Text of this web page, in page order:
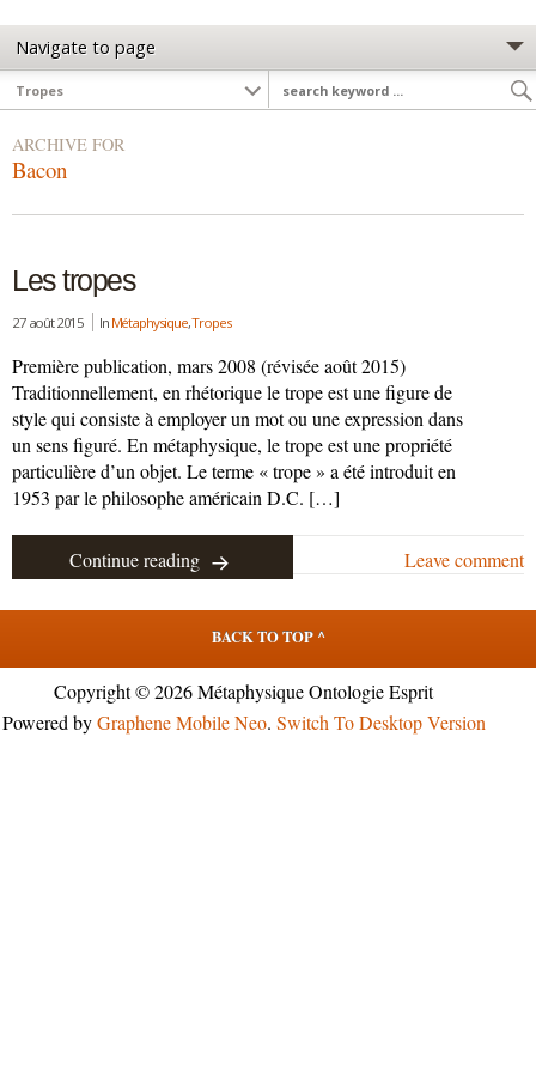
ARCHIVE FOR
Bacon
Les tropes
27 août 2015 In Métaphysique,Tropes
Première publication, mars 2008 (révisée août 2015)
Traditionnellement, en rhétorique le trope est une figure de
style qui consiste à employer un mot ou une expression dans
un sens figuré. En métaphysique, le trope est une propriété
particulière d’un objet. Le terme « trope » a été introduit en
1953 par le philosophe américain D.C. […]
Continue reading Leave comment
BACK TO TOP ^
Copyright © 2026 Métaphysique Ontologie Esprit
Powered byGraphene Mobile Neo. Switch To Desktop Version